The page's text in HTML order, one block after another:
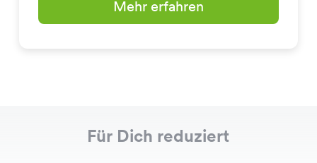
Mehr erfahren
Für Dich reduziert